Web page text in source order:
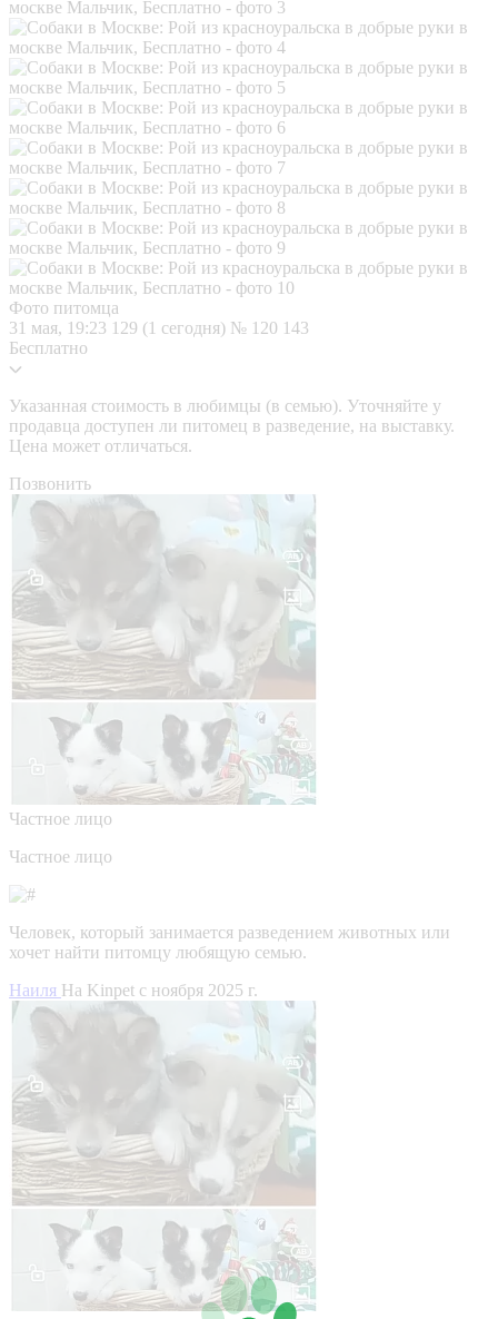
Фото питомца
31 мая, 19:23 129 (1 сегодня) № 120 143
Бесплатно
Указанная стоимость в любимцы (в семью). Уточняйте у
продавца доступен ли питомец в разведение, на выставку.
Цена может отличаться.
Позвонить
Частное лицо
Частное лицо
Человек, который занимается разведением животных или
хочет найти питомцу любящую семью.
Наиля На Kinpet c ноября 2025 г.